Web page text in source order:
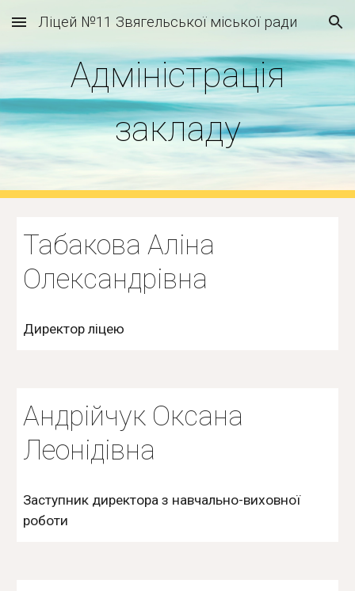
Skip to main content Skip to navigation
Ліцей №11 Звягельської міської ради
Адміністрація
закладу
Табакова Аліна
Олександрівна
Директор ліцею
Андрійчук Оксана
Леонідівна
Заступник директора з навчально-виховної
роботи